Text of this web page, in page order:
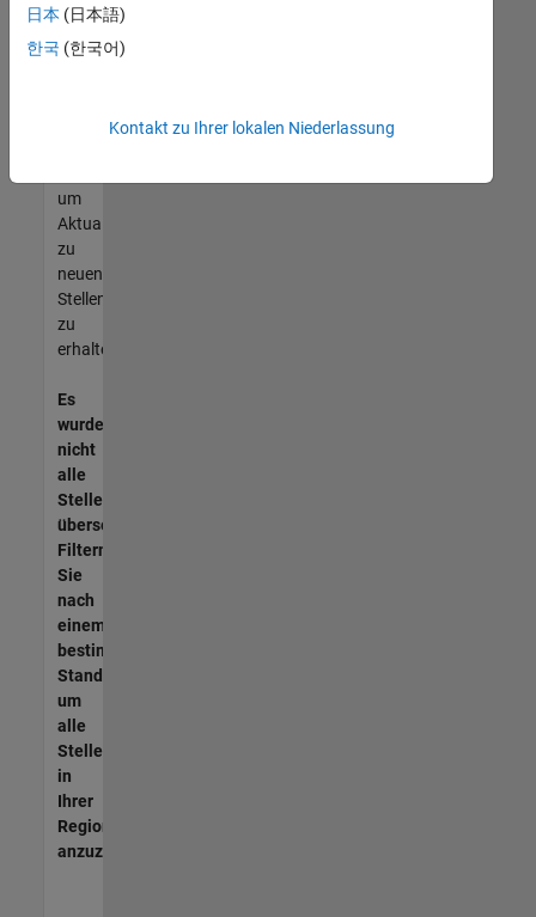
entsprechen,
werden
unseres
um
Aktualisierungen
zu
neuen
Stellenangeboten
zu
erhalten.
Es
wurden
nicht
alle
Stellen
übersetzt.
Filtern
Sie
nach
einem
bestimmten
Standort,
um
alle
Stellenangebote
in
Ihrer
Region
anzuzeigen.
日本 (日本語)
한국 (한국어)
Kontakt zu Ihrer lokalen Niederlassung